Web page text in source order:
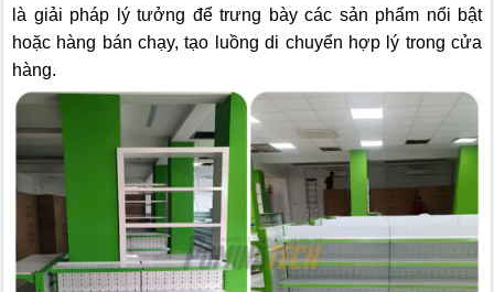
là giải pháp lý tưởng để trưng bày các sản phẩm nổi bật
hoặc hàng bán chạy, tạo luồng di chuyển hợp lý trong cửa
hàng.